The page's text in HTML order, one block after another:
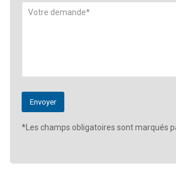
*Les champs obligatoires sont marqués